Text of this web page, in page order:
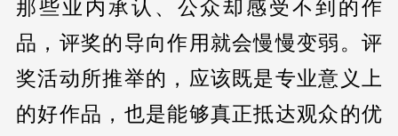
那些业内承认、公众却感受不到的作
品，评奖的导向作用就会慢慢变弱。评
奖活动所推举的，应该既是专业意义上
的好作品，也是能够真正抵达观众的优